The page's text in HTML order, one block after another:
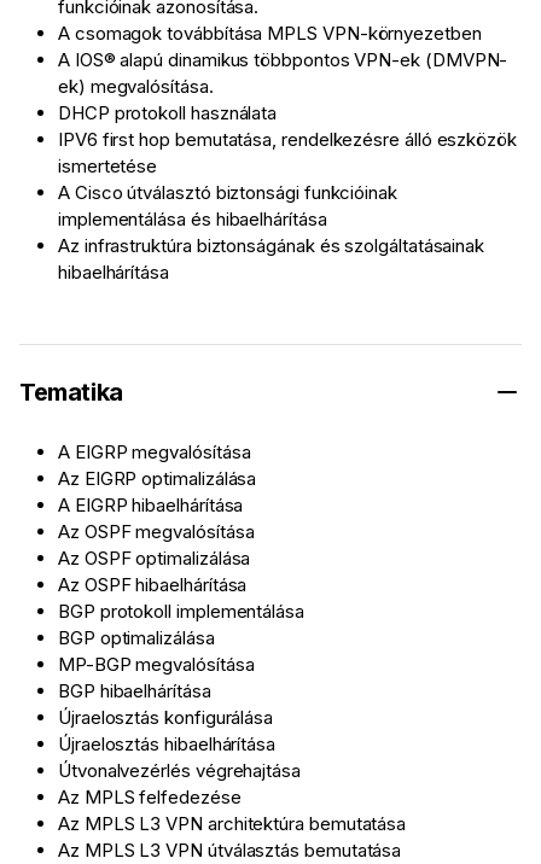
funkcióinak azonosítása.
A csomagok továbbítása MPLS VPN-környezetben
A IOS® alapú dinamikus többpontos VPN-ek (DMVPN-
ek) megvalósítása.
DHCP protokoll használata
IPV6 first hop bemutatása, rendelkezésre álló eszközök
ismertetése
A Cisco útválasztó biztonsági funkcióinak
implementálása és hibaelhárítása
Az infrastruktúra biztonságának és szolgáltatásainak
hibaelhárítása
Tematika
A EIGRP megvalósítása
Az EIGRP optimalizálása
A EIGRP hibaelhárítása
Az OSPF megvalósítása
Az OSPF optimalizálása
Az OSPF hibaelhárítása
BGP protokoll implementálása
BGP optimalizálása
MP-BGP megvalósítása
BGP hibaelhárítása
Újraelosztás konfigurálása
Újraelosztás hibaelhárítása
Útvonalvezérlés végrehajtása
Az MPLS felfedezése
Az MPLS L3 VPN architektúra bemutatása
Az MPLS L3 VPN útválasztás bemutatása